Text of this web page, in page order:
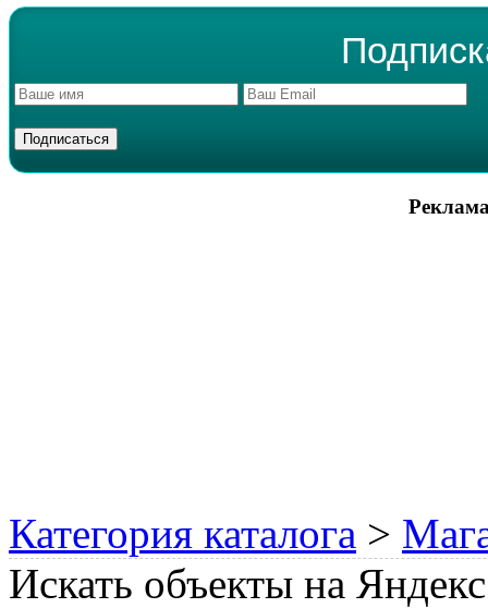
Категория каталога >
Искать объекты на